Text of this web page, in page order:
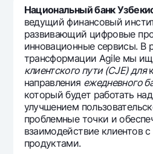
Серебряный депозит
Mastercard
Зарплатные
Garmin pay
Акции
Мобильное
Часто задаваемые
Ищите по сайту
Национальный банк
ведущий финансовый
развивающий цифровые
инновационные сервисы. В
трансформации Agile мы
клиентского пути (CJE) для
направления ежедневного
который будет работать
улучшением
проблемные точки и
взаимодействие клиентов
продуктами.